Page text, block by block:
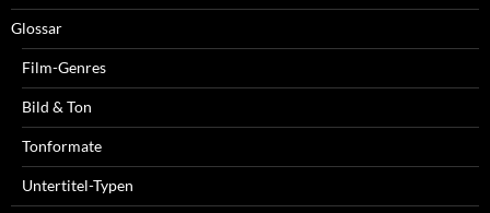
Glossar
Film-Genres
Bild & Ton
Tonformate
Untertitel-Typen